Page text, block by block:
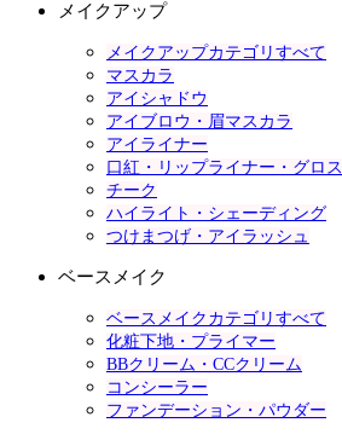
メイクアップ
メイクアップカテゴリすべて
マスカラ
アイシャドウ
アイブロウ・眉マスカラ
アイライナー
口紅・リップライナー・グロス
チーク
ハイライト・シェーディング
つけまつげ・アイラッシュ
ベースメイク
ベースメイクカテゴリすべて
化粧下地・プライマー
BBクリーム・CCクリーム
コンシーラー
ファンデーション・パウダー